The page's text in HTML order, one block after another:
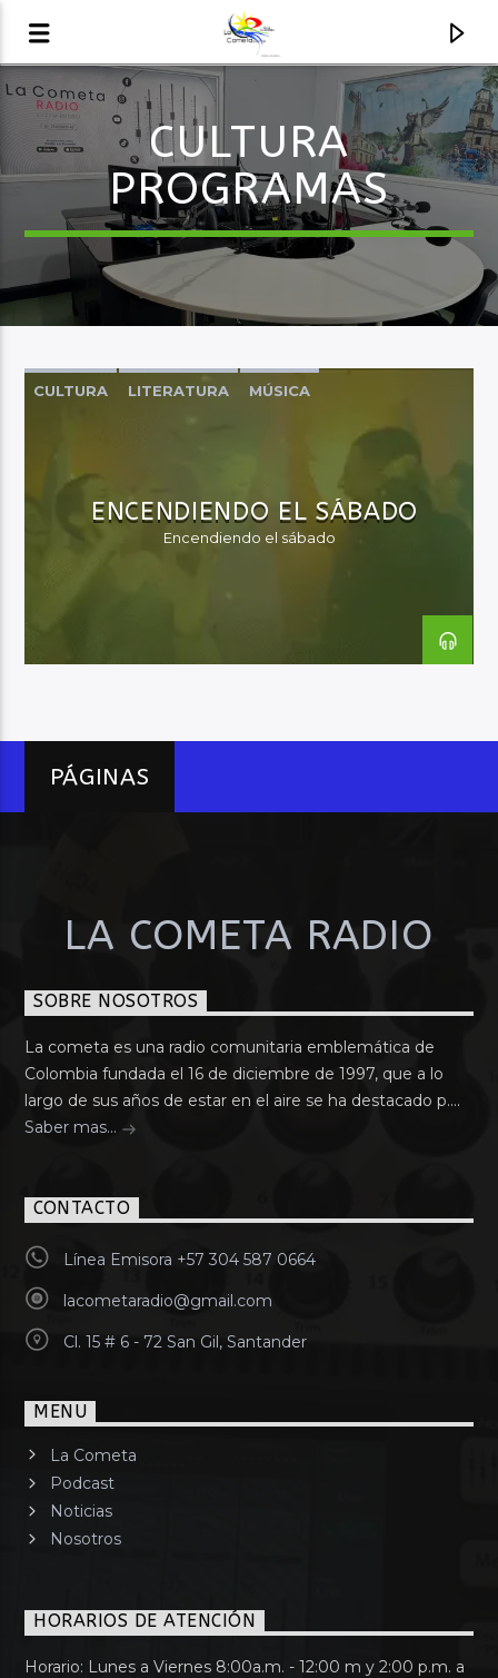
AUDIO EN VIVO
LA COMETA, SEÑALES A CIELO ABIERTO
CULTURA
PROGRAMAS
CULTURA LITERATURA MÚSICA
ENCENDIENDO EL SÁBADO
Encendiendo el sábado
PÁGINAS
LA COMETA RADIO
SOBRE NOSOTROS
La cometa es una radio comunitaria emblemática de
Colombia fundada el 16 de diciembre de 1997, que a lo
largo de sus años de estar en el aire se ha destacado p....
Saber mas...
CONTACTO
Línea Emisora +57 304 587 0664
lacometaradio@gmail.com
Cl. 15 # 6 - 72 San Gil, Santander
MENU
La Cometa
Podcast
Noticias
Nosotros
HORARIOS DE ATENCIÓN
Horario: Lunes a Viernes 8:00a.m. - 12:00 m y 2:00 p.m. a